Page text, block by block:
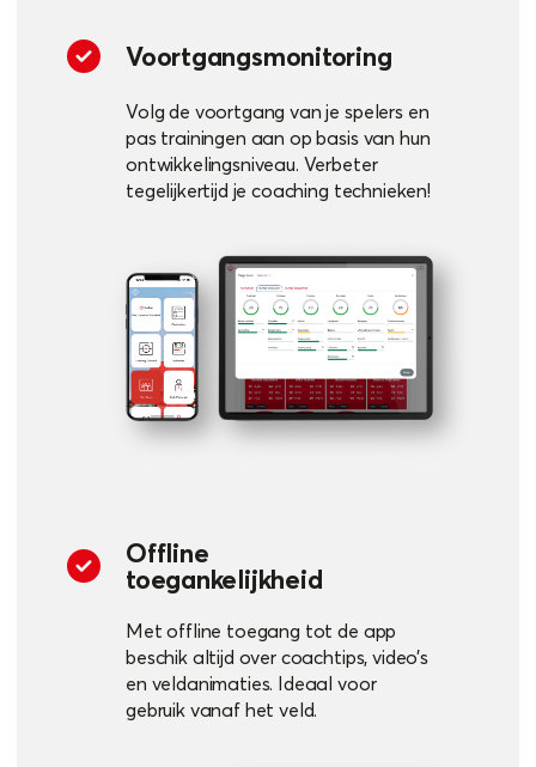
Voortgangsmonitoring
Volg de voortgang van je spelers en
pas trainingen aan op basis van hun
ontwikkelingsniveau. Verbeter
tegelijkertijd je coaching technieken!
Offline
toegankelijkheid
Met offline toegang tot de app
beschik altijd over coachtips, video’s
en veldanimaties. Ideaal voor
gebruik vanaf het veld.